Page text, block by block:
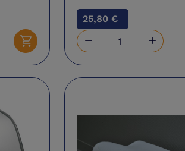
Ajouter au panier
25,80 €
 